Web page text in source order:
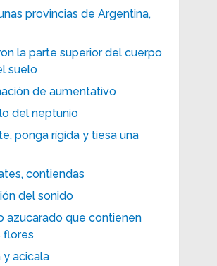
provincias de Argentina,
la parte superior del cuerpo
suelo
de aumentativo
del neptunio
ponga rígida y tiesa una
contiendas
del sonido
azucarado que contienen
flores
y acicala